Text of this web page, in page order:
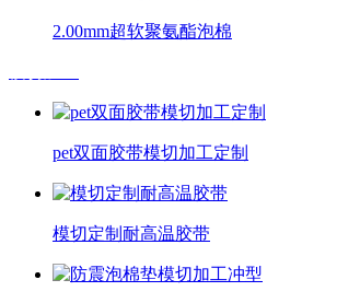
2.00mm超软聚氨酯泡棉
pet双面胶带模切加工定制
模切定制耐高温胶带